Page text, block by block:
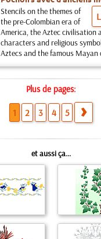
Stencils on the themes of
the pre-Colombian era of
America, the Aztec civilisation
characters and religious
Aztecs and the famous Mayan
Plus de pages:
1 2 3 4 5
et aussi ça...